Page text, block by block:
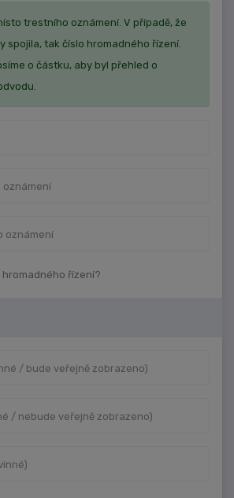
trestního oznámení. V případě, že
spojila, tak číslo hromadného řízení.
o částku, aby byl přehled o
řízení?